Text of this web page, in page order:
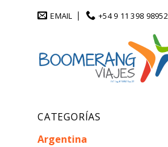
EMAIL +54 9 11 398 98952
CATEGORÍAS
Argentina